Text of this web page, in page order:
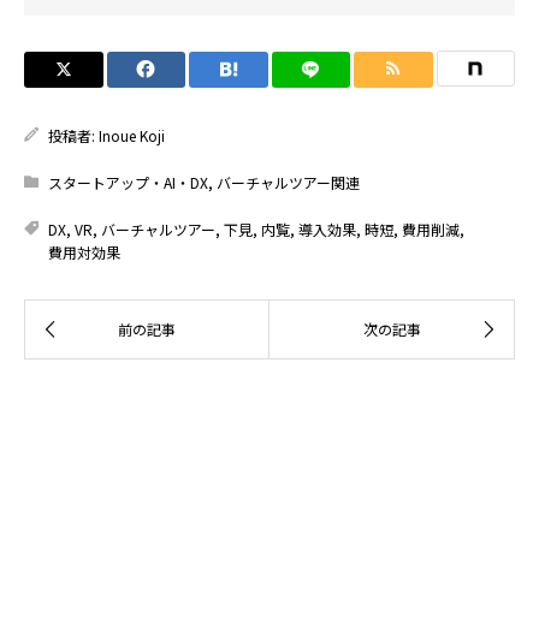
投稿者: Inoue Koji
スタートアップ・AI・DX, バーチャルツアー関連
DX, VR, バーチャルツアー, 下見, 内覧, 導入効果, 時短, 費用削減,
費用対効果